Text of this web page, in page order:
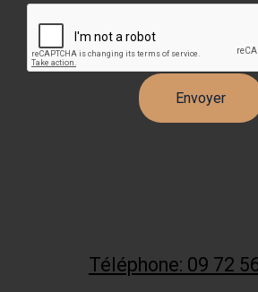
Téléphone: 09 72